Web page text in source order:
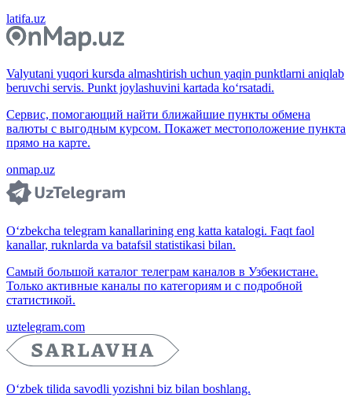
latifa.uz
Valyutani yuqori kursda almashtirish uchun yaqin punktlarni aniqlab
beruvchi servis. Punkt joylashuvini kartada ko‘rsatadi.
Сервис, помогающий найти ближайшие пункты обмена
валюты с выгодным курсом. Покажет местоположение пункта
прямо на карте.
onmap.uz
O‘zbekcha telegram kanallarining eng katta katalogi. Faqt faol
kanallar, ruknlarda va batafsil statistikasi bilan.
Самый большой каталог телеграм каналов в Узбекистане.
Только активные каналы по категориям и с подробной
статистикой.
uztelegram.com
O‘zbek tilida savodli yozishni biz bilan boshlang.